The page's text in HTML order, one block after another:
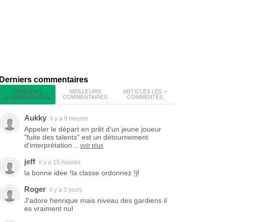
Derniers commentaires
DERNIERS
COMMENTAIRES
MEILLEURS
COMMENTAIRES
ARTICLES LES +
COMMENTÉS
Aukky il y a 9 heures
Appeler le départ en prêt d'un jeune joueur
"fuite des talents" est un détournement
d'interprétation...
voir plus
jeff il y a 15 heures
la bonne idee !la classe ordonnez !jf
Roger il y a 3 jours
J'adore henrique mais niveau des gardiens il
es vraiment nul